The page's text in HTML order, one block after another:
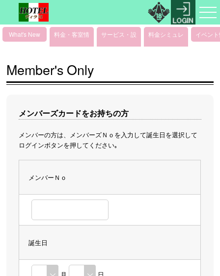
What's New
料金・客室情
報
サービス・設
備情報
料金シミュレ
ーション
イベン
Member's Only
メンバーズカードをお持ちの方
メンバーの方は、メンバーズＮｏを入力して誕生日を選択して
ログインボタンを押してください｡
メンバーＮｏ
誕生日